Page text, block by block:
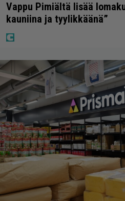
Vappu Pimiältä lisää
kauniina ja tyylikkäänä”